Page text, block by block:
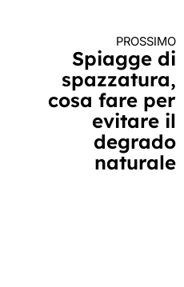
PROSSIMO
Spiagge di
spazzatura,
cosa fare per
evitare il
degrado
naturale